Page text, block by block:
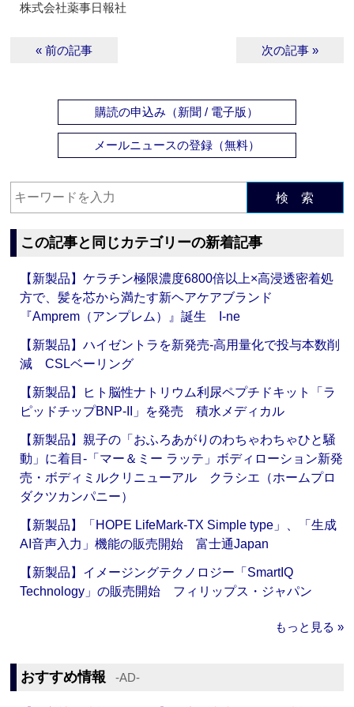
株式会社薬事日報社
« 前の記事 次の記事 »
購読の申込み（新聞 / 電子版）
メールニュースの登録（無料）
検 索
この記事と同じカテゴリーの新着記事
【新製品】ケラチン極限濃度6800倍以上×高浸透密着処
方で、髪を芯から満たす新ヘアケアブランド
『Amprem（アンプレム）』誕生 I-ne
【新製品】ハイゼントラを新発売‐高用量化で投与本数削
減 CSLベーリング
【新製品】ヒト脳性ナトリウム利尿ペプチドキット「ラ
ピッドチップBNP-II」を発売 積水メディカル
【新製品】親子の「おふろあがりのわちゃわちゃひと騒
動」に着目‐「マー＆ミー ラッテ」ボディローション新発
売・ボディミルクリニューアル クラシエ（ホームプロ
ダクツカンパニー）
【新製品】「HOPE LifeMark-TX Simple type」、「生成
AI音声入力」機能の販売開始 富士通Japan
【新製品】イメージングテクノロジー「SmartIQ
Technology」の販売開始 フィリップス・ジャパン
もっと見る »
おすすめ情報 ‐AD‐